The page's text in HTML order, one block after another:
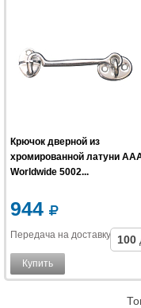
Крючок дверной из
хромированной латуни
Worldwide 5002...
944
Передача на доставку 100
Купить